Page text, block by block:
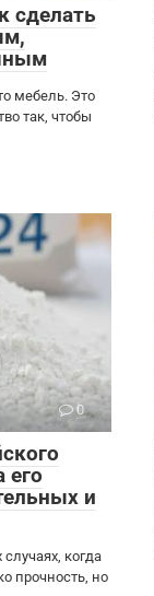
сделать
мебель. Это
так, чтобы
0
его
и
когда
прочность, но